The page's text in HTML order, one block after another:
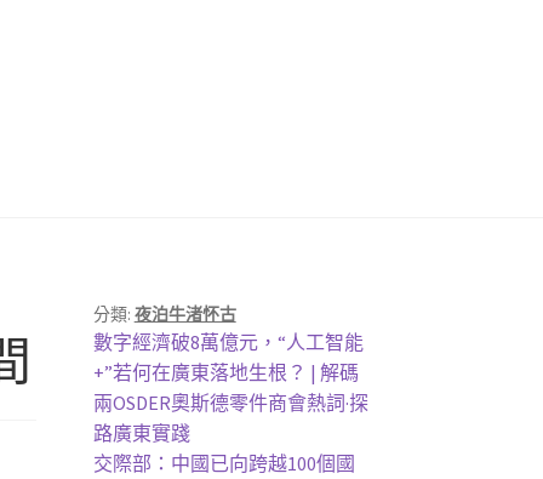
分類: 夜泊牛渚怀古
上
一
篇
文
章:
數字經濟破8萬億元，“人工智能
+”若何在廣東落地生根？ | 解碼
兩OSDER奧斯德零件商會熱詞·探
路廣東實踐
下
交際部：中國已向跨越100個國